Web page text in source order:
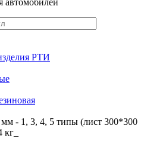
автомобилей
РТИ
- 1, 3, 4, 5 типы (лист 300*300